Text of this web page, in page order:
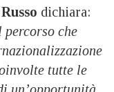
dichiara:
percorso che
tutte le